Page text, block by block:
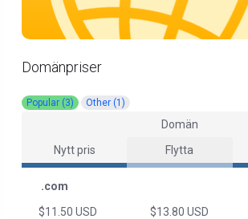
Domänpriser
Popular (3) Other (1)
Domän
Nytt pris
Flytta
.com
$11.50 USD
$13.80 USD